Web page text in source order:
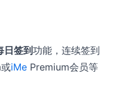
日签到功能，连续签到
iMe Premium会员等